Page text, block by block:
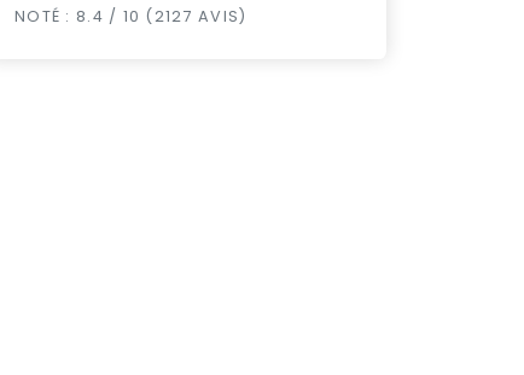
NOTÉ : 8.4 / 10 (2127 AVIS)